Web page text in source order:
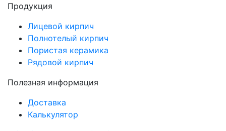
Продукция
Лицевой кирпич
Полнотелый кирпич
Пористая керамика
Рядовой кирпич
Полезная информация
Доставка
Калькулятор